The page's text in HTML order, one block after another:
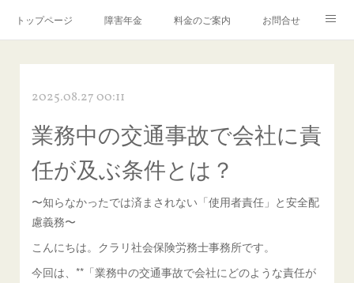
トップページ 障害年金 料金のご案内 お問合せ
2025.08.27 00:11
業務中の交通事故で会社に責
任が及ぶ条件とは？
〜知らなかったでは済まされない「使用者責任」と安全配
慮義務〜
こんにちは。クラリ社会保険労務士事務所です。
今回は、**「業務中の交通事故で会社にどのような責任が